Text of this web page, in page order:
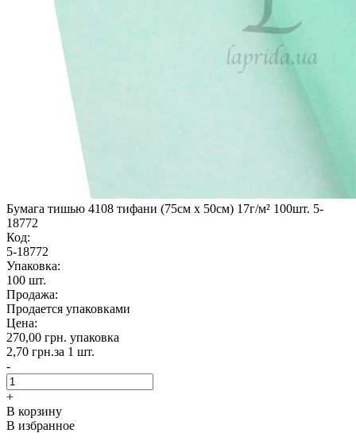
Бумага тишью 4108 тифани (75см х 50см) 17г/м² 100шт. 5-
18772
Код:
5-18772
Упаковка:
100 шт.
Продажа:
Продается упаковками
Цена:
270,00 грн. упаковка
2,70 грн.за 1 шт.
-
+
В корзину
В избранное